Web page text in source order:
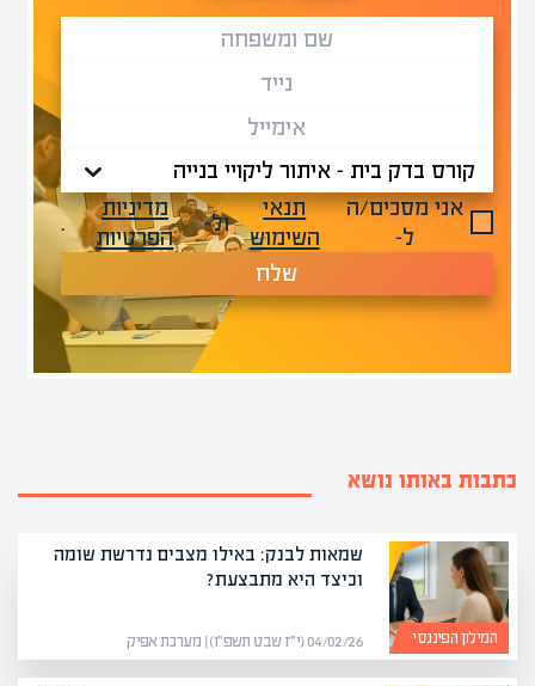
אני מסכים/ה
ל-
תנאי
השימוש
ול-
מדיניות
הפרטיות
.
שלח
כתבות באותו נושא
המילון הפיננסי
שמאות לבנק: באילו מצבים נדרשת שומה
וכיצד היא מתבצעת?
04/02/26 (י״ז שבט תשפ״ו) | מערכת אפיק